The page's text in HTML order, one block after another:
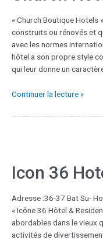
« Church Boutique Hotels
construits ou rénovés et
avec les normes
hôtel a son propre style
qui leur donne un
Continuer la lecture »
Icon 36
Adresse :36-37 Bat Su-
« Icône 36 Hôtel &
abordables dans le vieux
activités de